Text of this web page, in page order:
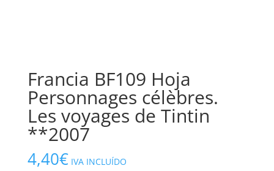
Francia BF109 Hoja
Personnages célèbres.
Les voyages de Tintin
**2007
4,40€ IVA INCLUÍDO